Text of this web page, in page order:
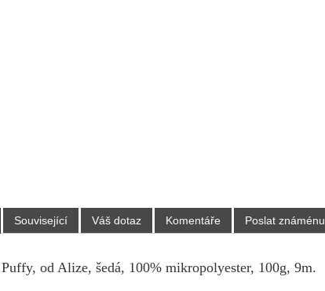
Související Váš dotaz Komentáře Poslat známénu
od Alize, šedá, 100% mikropolyester, 100g, 9m.